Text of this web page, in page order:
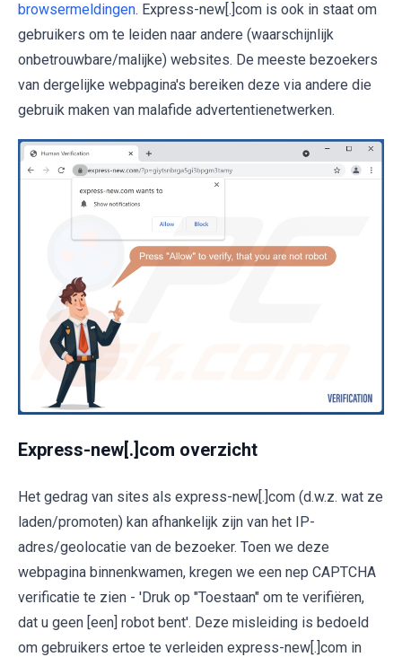
browsermeldingen. Express-new[.]com is ook in staat om
gebruikers om te leiden naar andere (waarschijnlijk
onbetrouwbare/malijke) websites. De meeste bezoekers
van dergelijke webpagina's bereiken deze via andere die
gebruik maken van malafide advertentienetwerken.
Express-new[.]com overzicht
Het gedrag van sites als express-new[.]com (d.w.z. wat ze
laden/promoten) kan afhankelijk zijn van het IP-
adres/geolocatie van de bezoeker. Toen we deze
webpagina binnenkwamen, kregen we een nep CAPTCHA
verificatie te zien - 'Druk op "Toestaan" om te verifiëren,
dat u geen [een] robot bent'. Deze misleiding is bedoeld
om gebruikers ertoe te verleiden express-new[.]com in